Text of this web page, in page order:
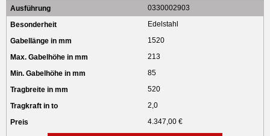
0330002903
Edelstahl
1520
213
85
520
2,0
4.347,00 €